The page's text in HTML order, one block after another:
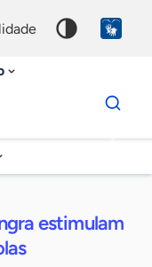
Dados
para
chave
estimulam